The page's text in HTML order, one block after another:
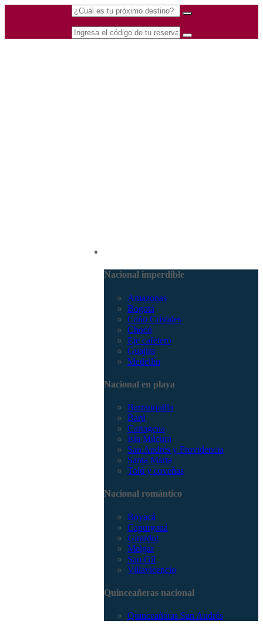
Nacional imperdible
Amazonas
Bogotá
Caño Cristales
Chocó
Eje cafetero
Guajira
Medellín
Nacional en playa
Barranquilla
Barú
Cartagena
Isla Múcura
San Andrés y Providencia
Santa Marta
Tolú y coveñas
Nacional romántico
Boyacá
Capurganá
Girardot
Melgar
San Gil
Villavicencio
Quinceañeras nacional
Quinceañeras San Andrés